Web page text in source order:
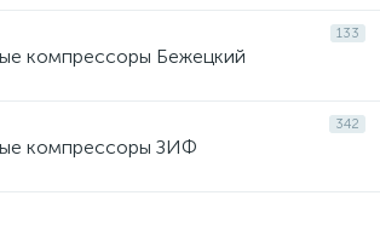
133
компрессоры Бежецкий
342
компрессоры ЗИФ